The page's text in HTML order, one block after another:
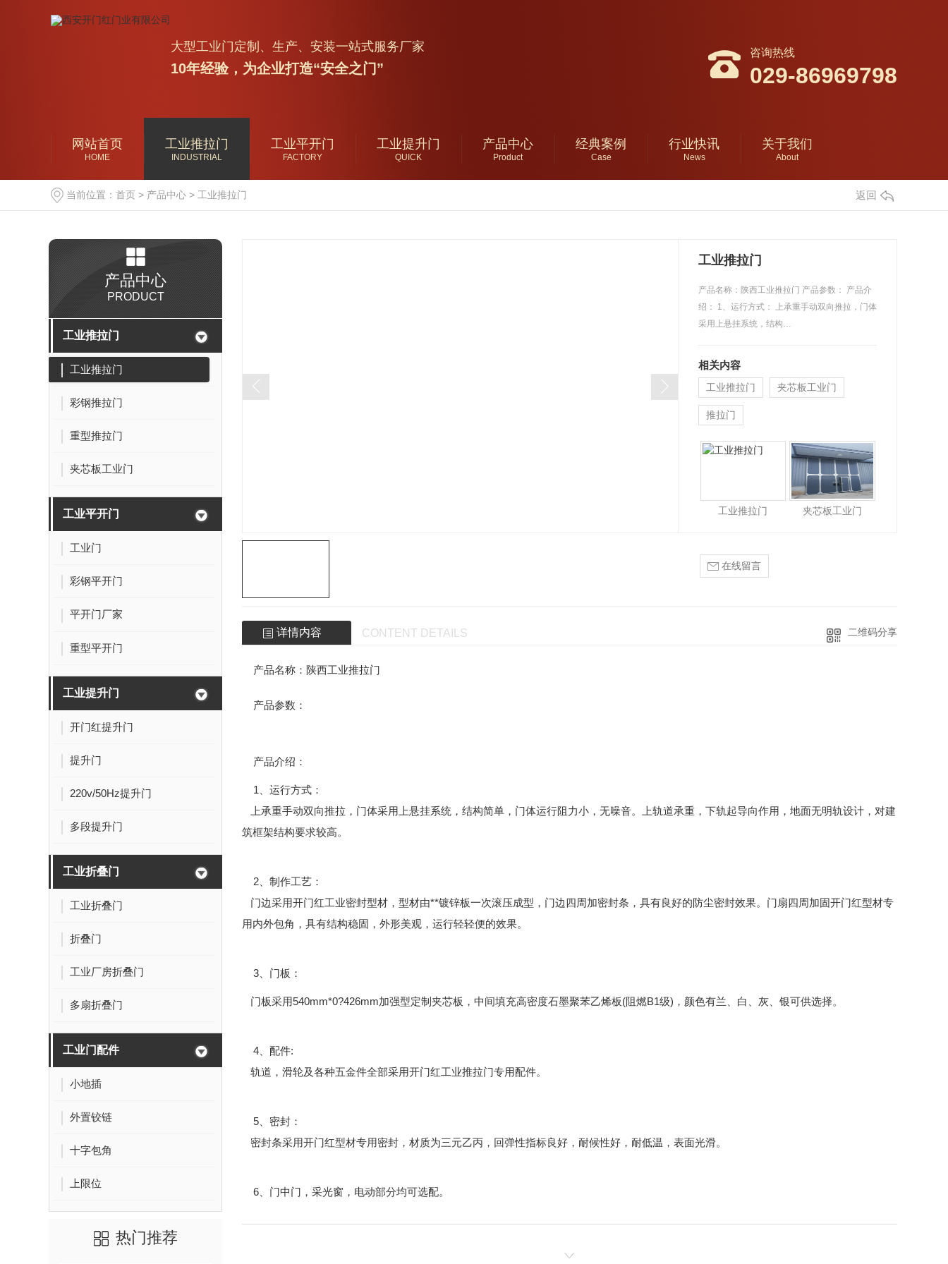
大型工业门定制、生产、安装一站式服务厂家
10年经验，为企业打造“安全之门”
咨询热线
029-86969798
网站首页
HOME
工业推拉门
INDUSTRIAL
工业平开门
FACTORY
工业提升门
QUICK
产品中心
Product
经典案例
Case
行业快讯
News
关于我们
About
当前位置： 首页 > 产品中心 > 工业推拉门 返回
产品中心
PRODUCT
工业推拉门
工业推拉门
彩钢推拉门
重型推拉门
夹芯板工业门
工业平开门
工业门
彩钢平开门
平开门厂家
重型平开门
工业提升门
开门红提升门
提升门
220v/50Hz提升门
多段提升门
工业折叠门
工业折叠门
折叠门
工业厂房折叠门
多扇折叠门
工业门配件
小地插
外置铰链
十字包角
上限位
热门推荐
工业推拉门
产品名称：陕西工业推拉门 产品参数： 产品介
绍： 1、运行方式： 上承重手动双向推拉，门体
采用上悬挂系统，结构…
相关内容
工业推拉门 夹芯板工业门
推拉门
工业推拉门 夹芯板工业门
在线留言
详情内容 CONTENT DETAILS 二维码分享
产品名称： 陕西工业推拉门
产品参数：
产品介绍：
1、运行方式：
上承重手动双向推拉，门体采用上悬挂系统，结构简单，门体运行阻力小，无噪音。上轨道承重，下轨起导向作用，地面无明轨设计，对建
筑框架结构要求较高。
2、制作工艺：
门边采用开门红工业密封型材，型材由**镀锌板一次滚压成型，门边四周加密封条，具有良好的防尘密封效果。门扇四周加固开门红型材专
用内外包角，具有结构稳固，外形美观，运行轻轻便的效果。
3、门板：
门板采用540mm*0?426mm加强型定制夹芯板，中间填充高密度石墨聚苯乙烯板(阻燃B1级)，颜色有兰、白、灰、银可供选择。
4、配件:
轨道，滑轮及各种五金件全部采用开门红工业推拉门专用配件。
5、密封：
密封条采用开门红型材专用密封，材质为三元乙丙，回弹性指标良好，耐候性好，耐低温，表面光滑。
6、门中门，采光窗，电动部分均可选配。